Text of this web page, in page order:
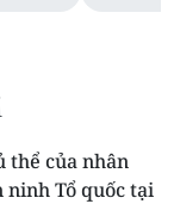
thể của nhân
ninh Tổ quốc tại